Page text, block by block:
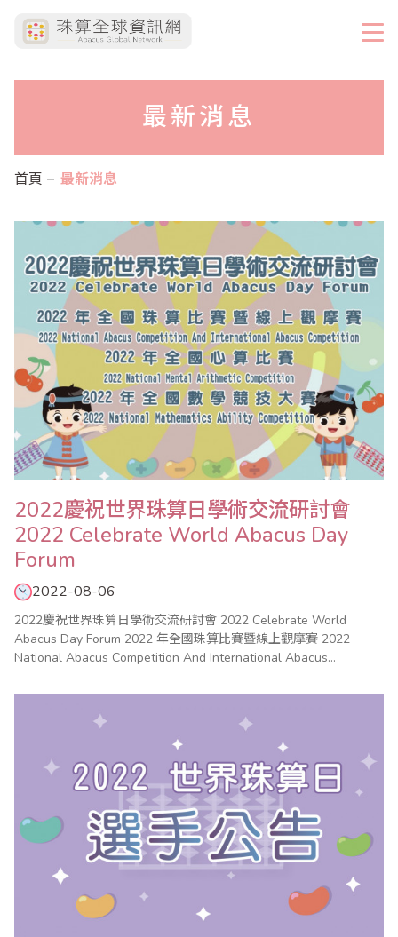
最新消息
首頁 最新消息
2022慶祝世界珠算日學術交流研討會
2022 Celebrate World Abacus Day
Forum
2022-08-06
2022慶祝世界珠算日學術交流研討會 2022 Celebrate World
Abacus Day Forum 2022 年全國珠算比賽暨線上觀摩賽 2022
National Abacus Competition And International Abacus
Arithmetic Compe..